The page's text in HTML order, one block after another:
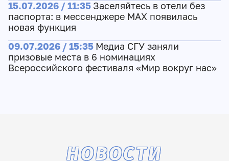
15.07.2026 / 11:35 Заселяйтесь в отели без
паспорта: в мессенджере MAX появилась
новая функция
09.07.2026 / 15:35 Медиа СГУ заняли
призовые места в 6 номинациях
Всероссийского фестиваля «Мир вокруг нас»
НОВОСТИ